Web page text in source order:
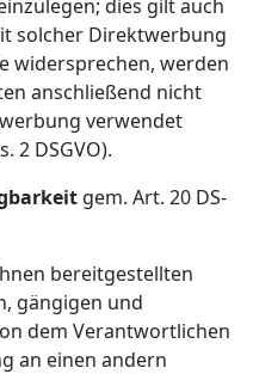
dies gilt auch
solcher Direktwerbung
widersprechen, werden
anschließend nicht
verwendet
2 DSGVO).
gem. Art. 20 DS-
bereitgestellten
gängigen und
dem Verantwortlichen
an einen andern